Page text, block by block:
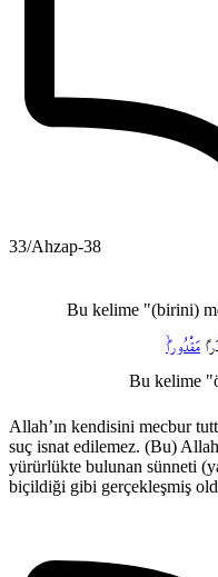
33/Ahzap-38
Bu kelime "(birini)
مَقْدُوراًۙ
Bu kelime
Allah’ın kendisini mecbur
suç isnat edilemez. (Bu)
yürürlükte bulunan sünneti
biçildiği gibi gerçekleşmiş